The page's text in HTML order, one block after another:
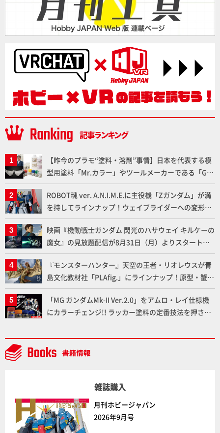
【昨今のプラモ“塗料・溶剤”事情】日本を代表する模
型用塗料「Mr.カラー」やツールメーカーである「GSI
クレオス」が語るラッカー塗料の未来とは？
ROBOT魂 ver. A.N.I.M.E.に主役機「Zガンダム」が満
を持してラインナップ！ウェイブライダーへの変形、
劇中どおりのプロポーションを再現【機動戦士Zガン
ダム】
映画『機動戦士ガンダム 閃光のハサウェイ キルケーの
魔女』の見放題配信が8月31日（月）よりスタート！
Prime Videoで国内独占配信
『モンスターハンター』天空の王者・リオレウスが青
島文化教材社「PLAfig.」にラインナップ！原型・蟹蟲
修造氏の彩色作例で超ハイディテールかつ躍動感に満
ちた造形をチェック
「MG ガンダムMk-II Ver.2.0」をアムロ・レイ仕様機
にカラーチェンジ!! ラッカー塗料の定番技法を押さえ
雑誌購入
月刊ホビージャパン
2026年9月号